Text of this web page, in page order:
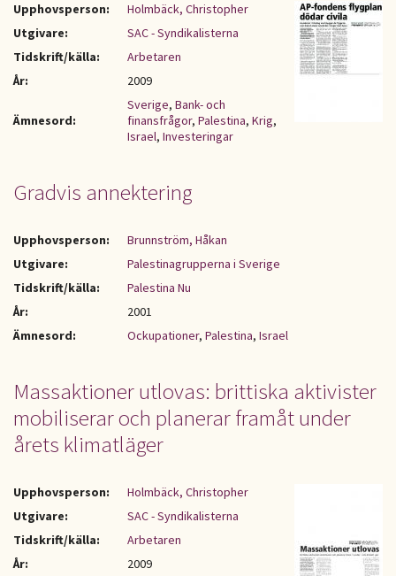
Upphovsperson:
Holmbäck, Christopher
Utgivare:
SAC - Syndikalisterna
Tidskrift/källa:
Arbetaren
År:
2009
Ämnesord:
Sverige, Bank- och
finansfrågor, Palestina, Krig,
Israel, Investeringar
Gradvis annektering
Upphovsperson:
Brunnström, Håkan
Utgivare:
Palestinagrupperna i Sverige
Tidskrift/källa:
Palestina Nu
År:
2001
Ämnesord:
Ockupationer, Palestina, Israel
Massaktioner utlovas: brittiska aktivister
mobiliserar och planerar framåt under
årets klimatläger
Upphovsperson:
Holmbäck, Christopher
Utgivare:
SAC - Syndikalisterna
Tidskrift/källa:
Arbetaren
År:
2009